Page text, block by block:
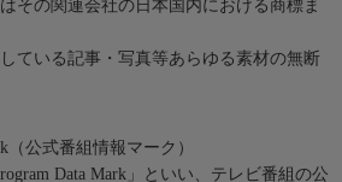
その関連会社の日本国内における商標ま
ている記事・写真等あらゆる素材の無断
（公式番組情報マーク）
Data Mark」といい、テレビ番組の公